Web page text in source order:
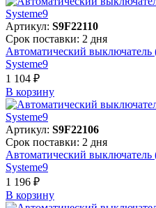
Артикул: S9F22110
Срок поставки: 2 дня
Автоматический
Systeme9
1 104 ₽
В корзинy
Артикул: S9F22106
Срок поставки: 2 дня
Автоматический
Systeme9
1 196 ₽
В корзинy